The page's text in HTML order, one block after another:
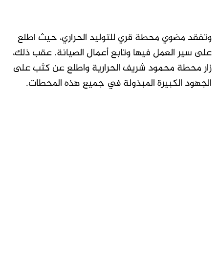
وتفقد مضوي محطة قري للتوليد الحراري، حيث اطلع
على سير العمل فيها وتابع أعمال الصيانة. عقب ذلك،
زار محطة محمود شريف الحرارية واطلع عن كثب على
الجهود الكبيرة المبذولة في جميع هذه المحطات.